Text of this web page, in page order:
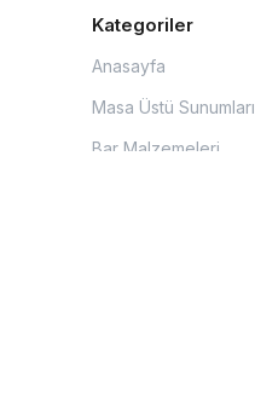
Kategoriler
Anasayfa
Masa Üstü Sunumları
Bar Malzemeleri